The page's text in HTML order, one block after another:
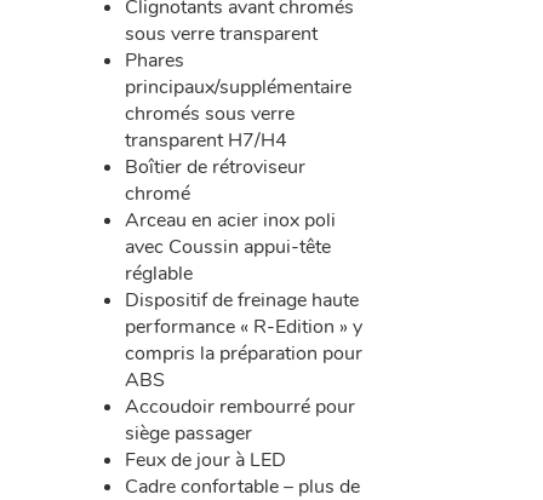
Clignotants avant chromés
sous verre transparent
Phares
principaux/supplémentaire
chromés sous verre
transparent H7/H4
Boîtier de rétroviseur
chromé
Arceau en acier inox poli
avec Coussin appui-tête
réglable
Dispositif de freinage haute
performance « R-Edition » y
compris la préparation pour
ABS
Accoudoir rembourré pour
siège passager
Feux de jour à LED
Cadre confortable – plus de